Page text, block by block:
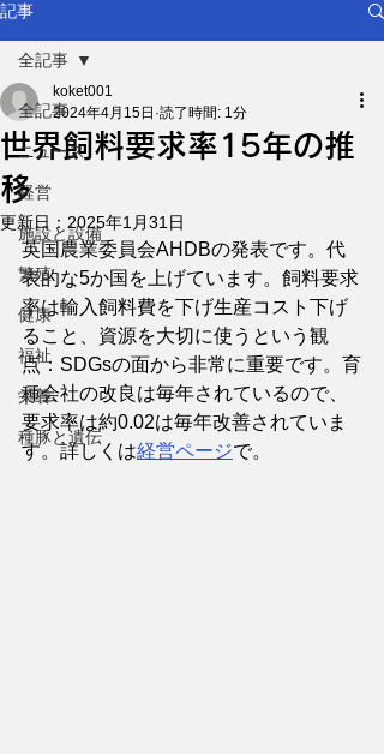
記事
全記事
ニュース
経営
施設と設備
繁殖
健康
福祉
栄養
種豚と遺伝
全記事
世界飼料要求率15年の推
移
koket001
2024年4月15日 読了時間: 1分
更新日： 2025年1月31日
英国農業委員会AHDBの発表です。代
表的な5か国を上げています。飼料要求
率は輸入飼料費を下げ生産コスト下げ
ること、資源を大切に使うという観
点：SDGsの面から非常に重要です。育
種会社の改良は毎年されているので、
要求率は約0.02は毎年改善されていま
す。詳しくは経営ページで。